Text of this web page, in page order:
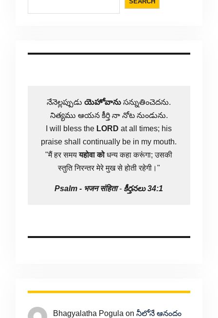
నేనెల్లప్పుడుయెహోవాను సన్నుతించెదను.
నిత్యము ఆయన కీర్తి నా నోట నుండును.
I will bless the LORD at all times; his
praise shall continually be in my mouth.
"मैं हर समययहोवा कोधन्य कहा करूंगा; उसकी
स्तुति निरन्तर मेरे मुख से होती रहेगी।"
Psalm - भजन संहिता- కీర్తనలు 34:1
Bhagyalatha Pogula on నీలోనే ఆనందం